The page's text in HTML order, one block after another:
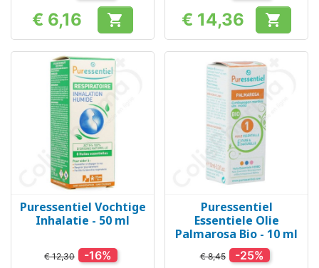
Prijs
€ 6,16  Prijs
€ 14,36 
Puressentiel Vochtige
Inhalatie - 50 ml
€ 12,30 -16%
Puressentiel
Essentiele Olie
Palmarosa Bio - 10 ml
€ 8,45 -25%